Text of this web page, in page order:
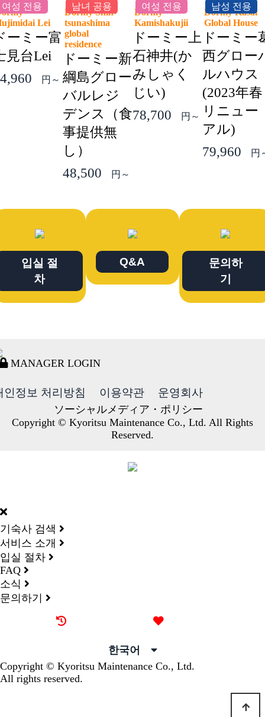
여성 전용
Lei
ーミー富
見台Lei
円～
남녀 공용
Dormy Shin-
tsunashima
global
residence
ドーミー新
綱島グロー
バルレジ
デンス（食
事提供無
し）
48,500
円～
여성 전용
Dormy
Kamishakujii
ドーミー上
石神井(か
みしゃく
じい)
78,700
円～
남성 전용
Dormy Kasai
Global
ドーミー
西グロー
ルハウス
(2023年春
リニュー
アル)
79,960
円
입실 절
차
Q&A
문의하
기
MANAGER LOGIN
인정보 처리방침 이용약관 운영회사
ソーシャルメディア・ポリシー
Copyright © Kyoritsu Maintenance Co., Ltd. All Rights
Reserved.
기숙사 검색
서비스 소개
입실 절차
FAQ
소식
문의하기
한국어
Copyright © Kyoritsu Maintenance Co., Ltd.
All rights reserved.